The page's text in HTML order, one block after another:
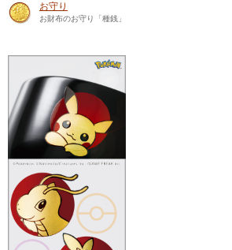
お守り
お財布のお守り「種銭」